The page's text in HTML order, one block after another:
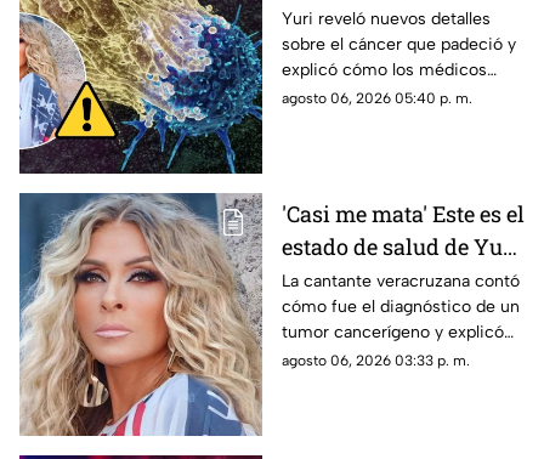
que le diagnosticaron a
Yuri
Yuri reveló nuevos detalles
sobre el cáncer que padeció y
explicó cómo los médicos
encontraron un pequeño
agosto 06, 2026 05:40 p. m.
'Casi me mata' Este es el
estado de salud de Yuri
tras confirmar un
TUMOR cancerígeno
La cantante veracruzana contó
cómo fue el diagnóstico de un
tumor cancerígeno y explicó
cuál es su estado de salud.
agosto 06, 2026 03:33 p. m.